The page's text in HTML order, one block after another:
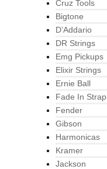
Cruz Tools
Bigtone
D’Addario
DR Strings
Emg Pickups
Elixir Strings
Ernie Ball
Fade In Strap
Fender
Gibson
Harmonicas
Kramer
Jackson